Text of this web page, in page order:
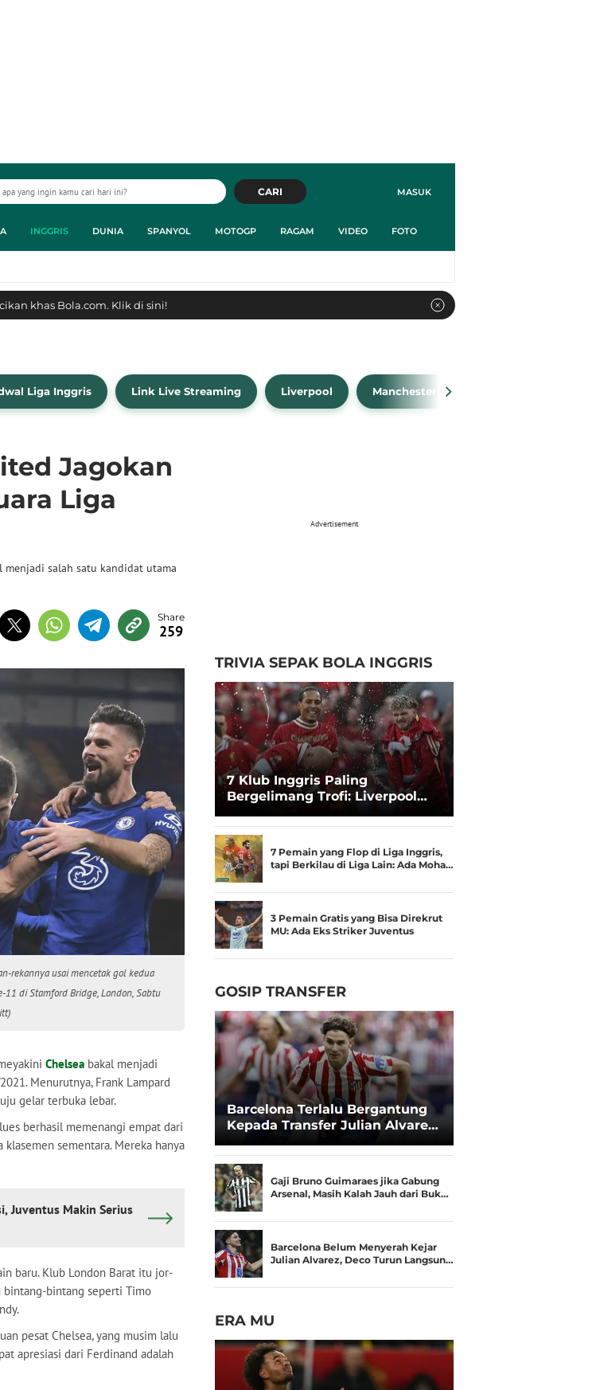
MASUK
CARI
INGGRIS DUNIA SPANYOL MOTOGP RAGAM VIDEO FOTO
khas Bola.com. Klik di sini!
Liga Inggris Link Live Streaming Liverpool Manchester City
Jagokan
Liga
menjadi salah satu kandidat utama
259
rekannya usai mencetak gol kedua
di Stamford Bridge, London, Sabtu
Chelsea bakal menjadi
Menurutnya, Frank Lampard
gelar terbuka lebar.
berhasil memenangi empat dari
sementara. Mereka hanya
Juventus Makin Serius
baru. Klub London Barat itu jor-
bintang-bintang seperti Timo
pesat Chelsea, yang musim lalu
apresiasi dari Ferdinand adalah
Advertisement
TRIVIA SEPAK BOLA INGGRIS
7 Klub Inggris Paling
Bergelimang Trofi: Liverpool
7 Pemain yang Flop di Liga Inggris,
tapi Berkilau di Liga Lain: Ada Moha…
3 Pemain Gratis yang Bisa Direkrut
MU: Ada Eks Striker Juventus
GOSIP TRANSFER
Barcelona Terlalu Bergantung
Kepada Transfer Julian Alvarez:
Gaji Bruno Guimaraes jika Gabung
Arsenal, Masih Kalah Jauh dari Buk…
Barcelona Belum Menyerah Kejar
Julian Alvarez, Deco Turun Langsun…
ERA MU